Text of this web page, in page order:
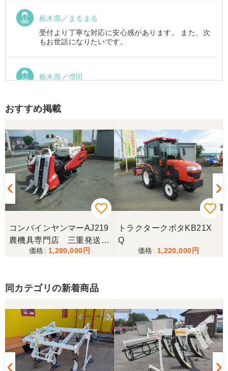
栃木県／まるまる
受付より丁寧な対応に安心感があります。 また、次
もお世話になりたいです。
栃木県／増田
おすすめ掲載
コンバインヤンマーAJ219
農機具専門店 三重発送整
備済み
1,280,000
トラクタークボタKB21X
Q
1,220,000
同カテゴリの新着商品